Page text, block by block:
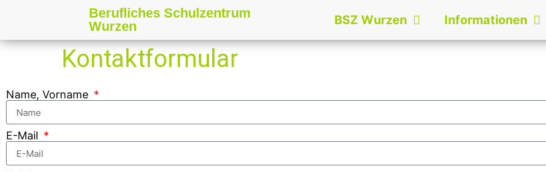
Berufliches Schulzentrum
Wurzen
BSZ Wurzen Informationen
Kontaktformular
Name, Vorname
E-Mail